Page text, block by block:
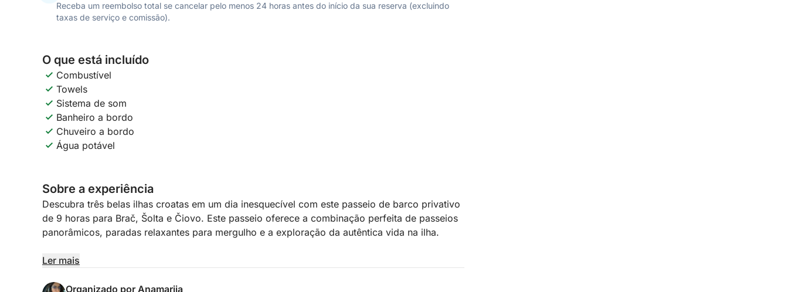
Receba um reembolso total se cancelar pelo menos 24 horas antes do início da sua reserva (excluindo
taxas de serviço e comissão).
O que está incluído
Combustível
Towels
Sistema de som
Banheiro a bordo
Chuveiro a bordo
Água potável
Sobre a experiência
Descubra três belas ilhas croatas em um dia inesquecível com este passeio de barco privativo
de 9 horas para Brač, Šolta e Čiovo. Este passeio oferece a combinação perfeita de passeios
panorâmicos, paradas relaxantes para mergulho e a exploração da autêntica vida na ilha.
O dia começa com um cruzeiro até Brač, a maior ilha da Dalmácia, onde você pode visitar
costeira. De lá, seguimos para Šolta, uma ilha tranquila conhecida por sua natureza intocada,
Ler mais
Organizado por Anamarija